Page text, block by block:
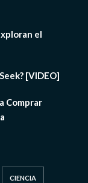
el
[VIDEO]
Comprar
CIENCIA